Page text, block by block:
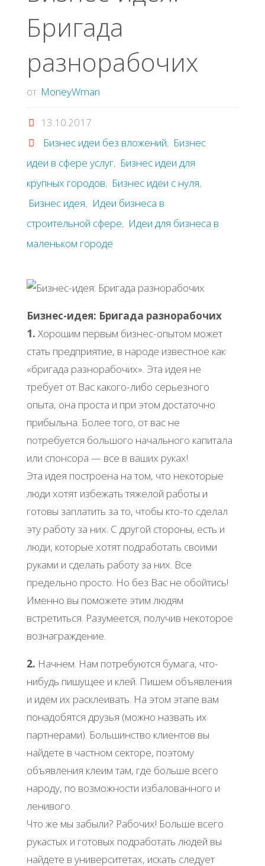
Бригада
разнорабочих
от MoneyWman
13.10.2017
Бизнес идеи без вложений, Бизнес
идеи в сфере услуг, Бизнес идеи для
крупных городов, Бизнес идеи с нуля,
Бизнес идея, Идеи бизнеса в
строительной сфере, Идеи для бизнеса в
маленьком городе
Бизнес-идея: Бригада разнорабочих
1. Хорошим первым бизнес-опытом может
стать предприятие, в народе известное как
«бригада разнорабочих». Эта идея не
требует от Вас какого-либо серьезного
опыта, она проста и при этом достаточно
прибыльна. Более того, от вас не
потребуется большого начального капитала
или спонсора — все в ваших руках!
Эта идея построена на том, что некоторые
люди хотят избежать тяжелой работы и
готовы заплатить за то, чтобы кто-то сделал
эту работу за них. С другой стороны, есть и
люди, которые хотят подработать своими
руками и сделать работу за них. Все
предельно просто. Но без Вас не обойтись!
Именно вы поможете этим людям
встретиться. Разумеется, получив некоторое
вознаграждение.
2. Начнем. Нам потребуются бумага, что-
нибудь пишущее и клей. Пишем объявления
и идем их расклеивать. На этом этапе вам
понадобятся друзья (можно назвать их
партнерами). Большинство клиентов вы
найдете в частном секторе, поэтому
объявления клеим там, где больше всего
народу, по возможности избалованного и
ленивого.
Что же мы забыли? Рабочих! Больше всего
рукастых и готовых подработать людей вы
найдете в университетах, искать следует